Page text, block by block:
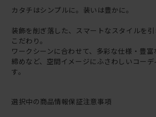
カタチはシンプルに。装いは豊かに。
装飾を削ぎ落した、スマートなスタイルを
こだわり。
ワークシーンに合わせて、多彩な仕様・豊
締めなど、空間イメージにふさわしいコー
す。
選択中の商品情報保証注意事項